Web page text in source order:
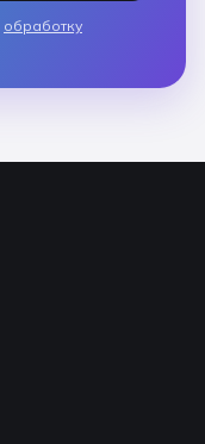
обработку